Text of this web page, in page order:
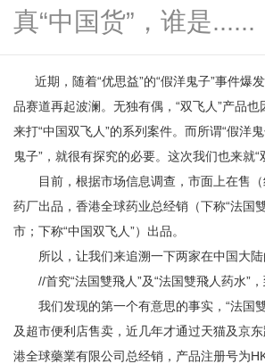
真“中国货”，谁是......
近期，随着“优思益”的“假洋鬼子”事件爆
品赛道再起波澜。无独有偶，“双飞人”产品
来打“中国双飞人”的系列案件。而所谓“假洋
鬼子”，就很有探究的必要。这次我们也来就
目前，根据市场信息调查，市面上在售（
药厂出品，香港全球药业总经销（下称“法国
市；下称“中国双飞人”）出品。
所以，让我们来追溯一下两家在中国大陆
//首究“法国雙飛人”及“法国雙飛人药水”
我们发现的第一个有意思的事实，“法国雙
及超市便利店售卖，近几年才通过天猫及京
港全球藥業有限公司总经销，产品注册号为